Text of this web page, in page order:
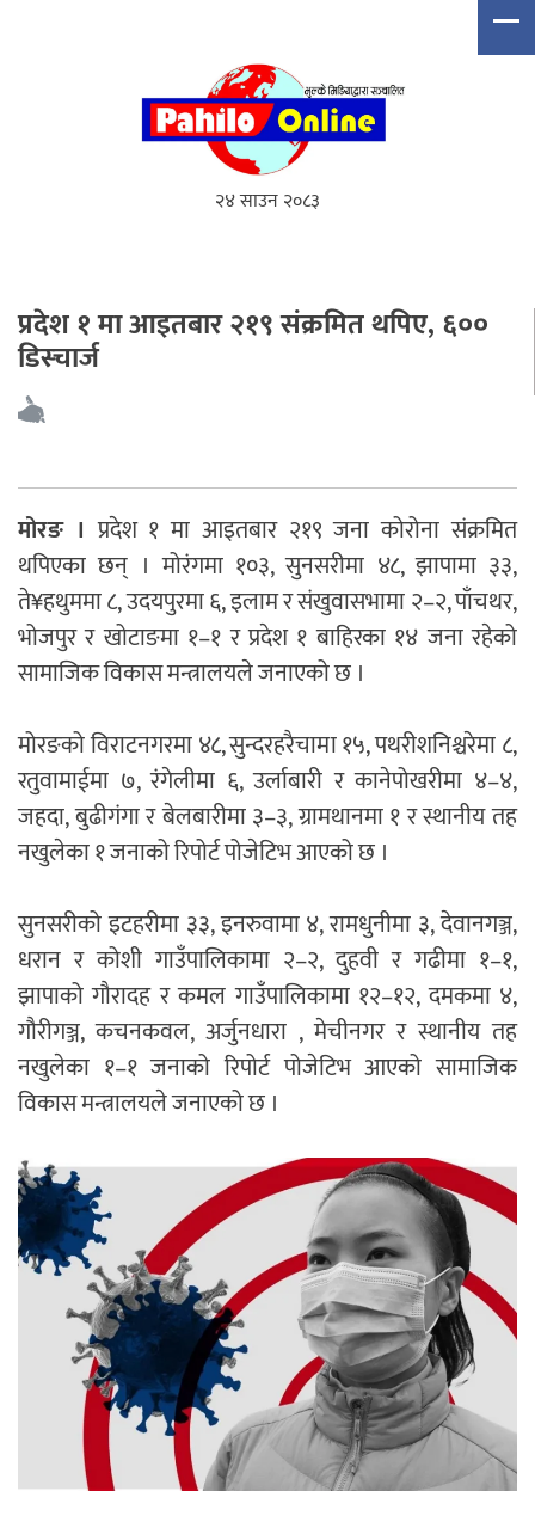
२४ साउन २०८३
प्रदेश १ मा आइतबार २१९ संक्रमित थपिए, ६००
डिस्चार्ज
मोरङ । प्रदेश १ मा आइतबार २१९ जना कोरोना संक्रमित
थपिएका छन् । मोरंगमा १०३, सुनसरीमा ४८, झापामा ३३,
ते¥हथुममा ८, उदयपुरमा ६, इलाम र संखुवासभामा २–२, पाँचथर,
भोजपुर र खोटाङमा १–१ र प्रदेश १ बाहिरका १४ जना रहेको
सामाजिक विकास मन्त्रालयले जनाएको छ ।
मोरङको विराटनगरमा ४८, सुन्दरहरैचामा १५, पथरीशनिश्चरेमा ८,
रतुवामाईमा ७, रंगेलीमा ६, उर्लाबारी र कानेपोखरीमा ४–४,
जहदा, बुढीगंगा र बेलबारीमा ३–३, ग्रामथानमा १ र स्थानीय तह
नखुलेका १ जनाको रिपोर्ट पोजेटिभ आएको छ ।
सुनसरीको इटहरीमा ३३, इनरुवामा ४, रामधुनीमा ३, देवानगञ्ज,
धरान र कोशी गाउँपालिकामा २–२, दुहवी र गढीमा १–१,
झापाको गौरादह र कमल गाउँपालिकामा १२–१२, दमकमा ४,
गौरीगञ्ज, कचनकवल, अर्जुनधारा , मेचीनगर र स्थानीय तह
नखुलेका १–१ जनाको रिपोर्ट पोजेटिभ आएको सामाजिक
विकास मन्त्रालयले जनाएको छ ।